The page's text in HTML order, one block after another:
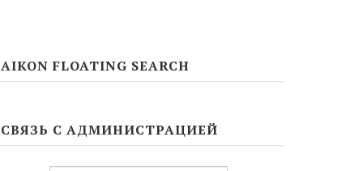
AIKON FLOATING SEARCH
СВЯЗЬ С АДМИНИСТРАЦИЕЙ